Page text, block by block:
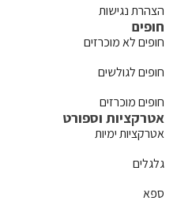
הצהרת נגישות
חופים
חופים לא מוכרזים
חופים לגולשים
חופים מוכרזים
אטרקציות וספורט
אטרקציות ימיות
גלגלים
ספא